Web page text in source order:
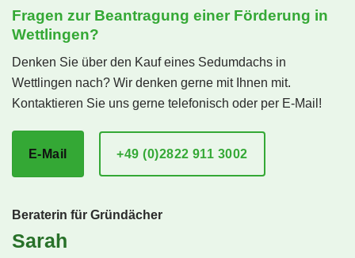
Fragen zur Beantragung einer Förderung in
Wettlingen?
Denken Sie über den Kauf eines Sedumdachs in
Wettlingen nach? Wir denken gerne mit Ihnen mit.
Kontaktieren Sie uns gerne telefonisch oder per E-Mail!
E-Mail +49 (0)2822 911 3002
Beraterin für Gründächer
Sarah